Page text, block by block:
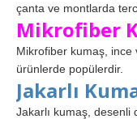
çanta ve montlarda
Mikrofiber
Mikrofiber kumaş, ince
ürünlerde popülerdir.
Jakarlı
Jakarlı kumaş, desenli